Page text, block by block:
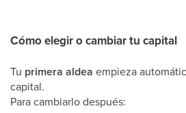
Cómo elegir o cambiar tu capital
Tu primera aldea empieza
capital.
Para cambiarlo después: